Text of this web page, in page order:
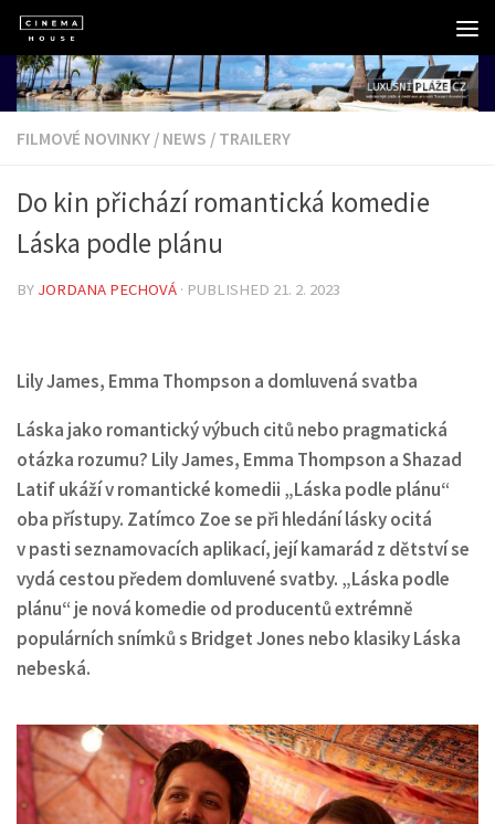
Skip to content
FILMOVÉ NOVINKY / NEWS / TRAILERY
Do kin přichází romantická komedie
Láska podle plánu
BY JORDANA PECHOVÁ · PUBLISHED 21. 2. 2023
Lily James, Emma Thompson a domluvená svatba
Láska jako romantický výbuch citů nebo pragmatická
otázka rozumu? Lily James, Emma Thompson a Shazad
Latif ukáží v romantické komedii „Láska podle plánu“
oba přístupy. Zatímco Zoe se při hledání lásky ocitá
v pasti seznamovacích aplikací, její kamarád z dětství se
vydá cestou předem domluvené svatby. „Láska podle
plánu“ je nová komedie od producentů extrémně
populárních snímků s Bridget Jones nebo klasiky Láska
nebeská.